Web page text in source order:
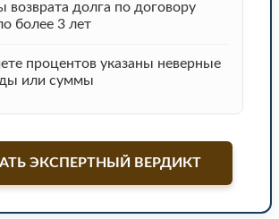
возврата долга по договору
более 3 лет
процентов указаны неверные
или суммы
ЭКСПЕРТНЫЙ ВЕРДИКТ